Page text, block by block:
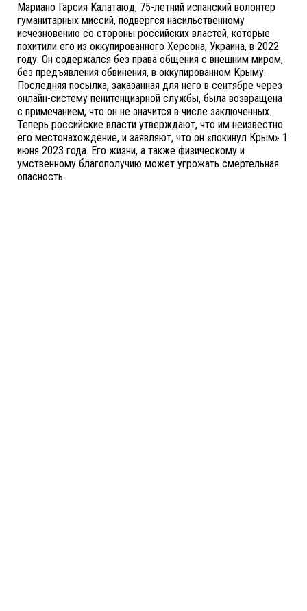
Мариано Гарсия Калатаюд, 75-летний испанский волонтер
гуманитарных миссий, подвергся насильственному
исчезновению со стороны российских властей, которые
похитили его из оккупированного Херсона, Украина, в 2022
году. Он содержался без права общения с внешним миром,
без предъявления обвинения, в оккупированном Крыму.
Последняя посылка, заказанная для него в сентябре через
онлайн-систему пенитенциарной службы, была возвращена
с примечанием, что он не значится в числе заключенных.
Теперь российские власти утверждают, что им неизвестно
его местонахождение, и заявляют, что он «покинул Крым» 1
июня 2023 года. Его жизни, а также физическому и
умственному благополучию может угрожать смертельная
опасность.